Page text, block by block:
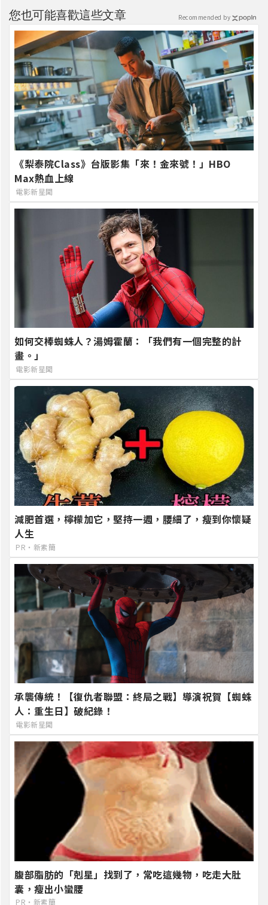
您也可能喜歡這些文章
《梨泰院Class》台版影集「來！金來號！」HBO
Max熱血上線
電影新星聞
如何交棒蜘蛛人？湯姆霍蘭：「我們有一個完整的計
畫。」
電影新星聞
減肥首選，檸檬加它，堅持一週，腰細了，瘦到你懷疑
人生
PR・新素簡
承襲傳統！【復仇者聯盟：終局之戰】導演祝賀【蜘蛛
人：重生日】破紀錄！
電影新星聞
腹部脂肪的「剋星」找到了，常吃這幾物，吃走大肚
囊，瘦出小蠻腰
PR・新素簡
Recommended by